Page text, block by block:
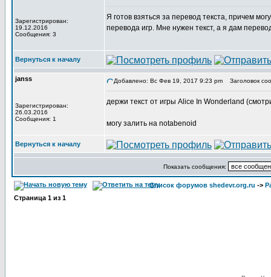
Зарегистрирован:
19.12.2016
Сообщения: 3
Я готов взяться за перевод текста, причем
перевода игр. Мне нужен текст, а я дам
Вернуться к началу
janss
Зарегистрирован:
26.03.2016
Сообщения: 1
Добавлено: Вс Фев 19, 2017 9:23 pm Заголовок
держи текст от игры Alice In Wonderland
могу залить на notabenoid
Вернуться к началу
Показать сообщения:
Список форумов shedevr.org.ru ->
Страница 1 из 1